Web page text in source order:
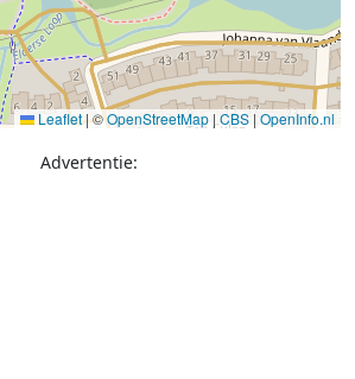
Leaflet|©OpenStreetMap | CBS | OpenInfo.nl
Advertentie: